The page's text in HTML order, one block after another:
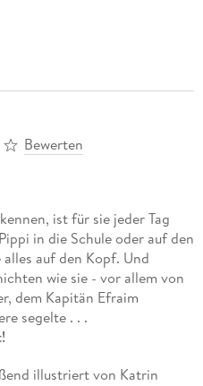
Bewerten
ist für sie jeder Tag
in die Schule oder auf den
auf den Kopf. Und
wie sie - vor allem von
dem Kapitän Efraim
segelte . . .
illustriert von Katrin